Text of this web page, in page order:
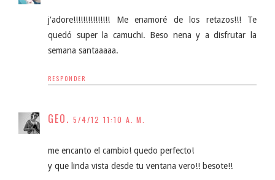
j'adore!!!!!!!!!!!!!!! Me enamoré de los retazos!!! Te
quedó super la camuchi. Beso nena y a disfrutar la
semana santaaaaa.
RESPONDER
GEO. 5/4/12 11:10 A. M.
me encanto el cambio! quedo perfecto!
y que linda vista desde tu ventana vero!! besote!!